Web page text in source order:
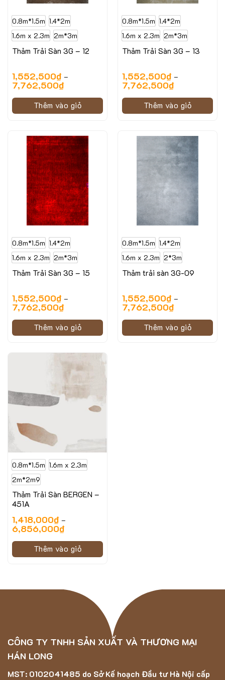
0.8m*1.5m 1.4*2m
1.6m x 2.3m 2m*3m
Thảm Trải Sàn 3G – 12
1,552,500₫–
7,762,500₫
Thêm vào giỏ
0.8m*1.5m 1.4*2m
1.6m x 2.3m 2m*3m
Thảm Trải Sàn 3G – 13
1,552,500₫–
7,762,500₫
Thêm vào giỏ
0.8m*1.5m 1.4*2m
1.6m x 2.3m 2m*3m
Thảm Trải Sàn 3G – 15
1,552,500₫–
7,762,500₫
Thêm vào giỏ
0.8m*1.5m 1.4*2m
1.6m x 2.3m 2*3m
Thảm trải sàn 3G-09
1,552,500₫–
7,762,500₫
Thêm vào giỏ
0.8m*1.5m 1.6m x 2.3m
2m*2m9
Thảm Trải Sàn BERGEN –
451A
1,418,000₫–
6,856,000₫
Thêm vào giỏ
CÔNG TY TNHH SẢN XUẤT VÀ THƯƠNG MẠI
HÁN LONG
MST: 0102041485 do Sở Kế hoạch Đầu tư Hà Nội cấp